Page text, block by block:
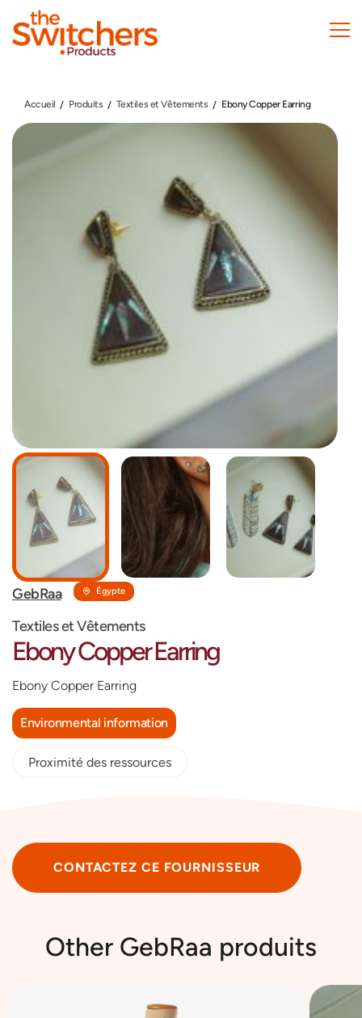
Skip
Accueil Produits Textiles et Vêtements Ebony Copper Earring
GebRaa Égypte
Textiles et Vêtements
Ebony Copper Earring
Ebony Copper Earring
Environmental information
Proximité des ressources
CONTACTEZ CE FOURNISSEUR
Other GebRaa produits